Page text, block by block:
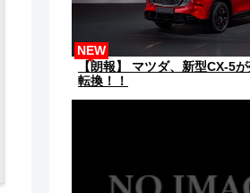
【朗報】 マツダ、新型CX-5
転換！！
NEW